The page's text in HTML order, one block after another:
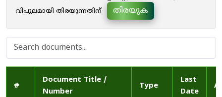
വിപുലമായി തിരയുന്നതിന്
തിരയുക
#
Document Title /
Number
Type
Last
Date